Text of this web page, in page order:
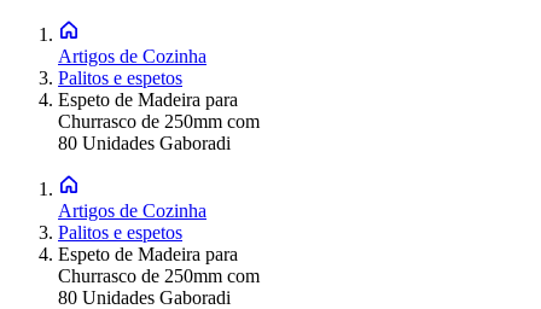
Artigos de Cozinha
Palitos e espetos
Espeto de Madeira para
Churrasco de 250mm com
80 Unidades Gaboradi
Artigos de Cozinha
Palitos e espetos
Espeto de Madeira para
Churrasco de 250mm com
80 Unidades Gaboradi